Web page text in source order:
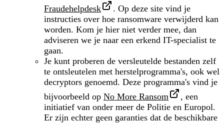
Fraudehelpdesk
. Op deze site vind je
instructies over hoe ransomware verwijderd kan
worden. Kom je hier niet verder mee, dan
adviseren we je naar een erkend IT-specialist te
gaan.
Je kunt proberen de versleutelde bestanden zelf
te ontsleutelen met herstelprogramma's, ook wel
decryptors genoemd. Deze programma's vind je
bijvoorbeeld op No More Ransom
, een
initiatief van onder meer de Politie en Europol.
Er zijn echter geen garanties dat de beschikbare